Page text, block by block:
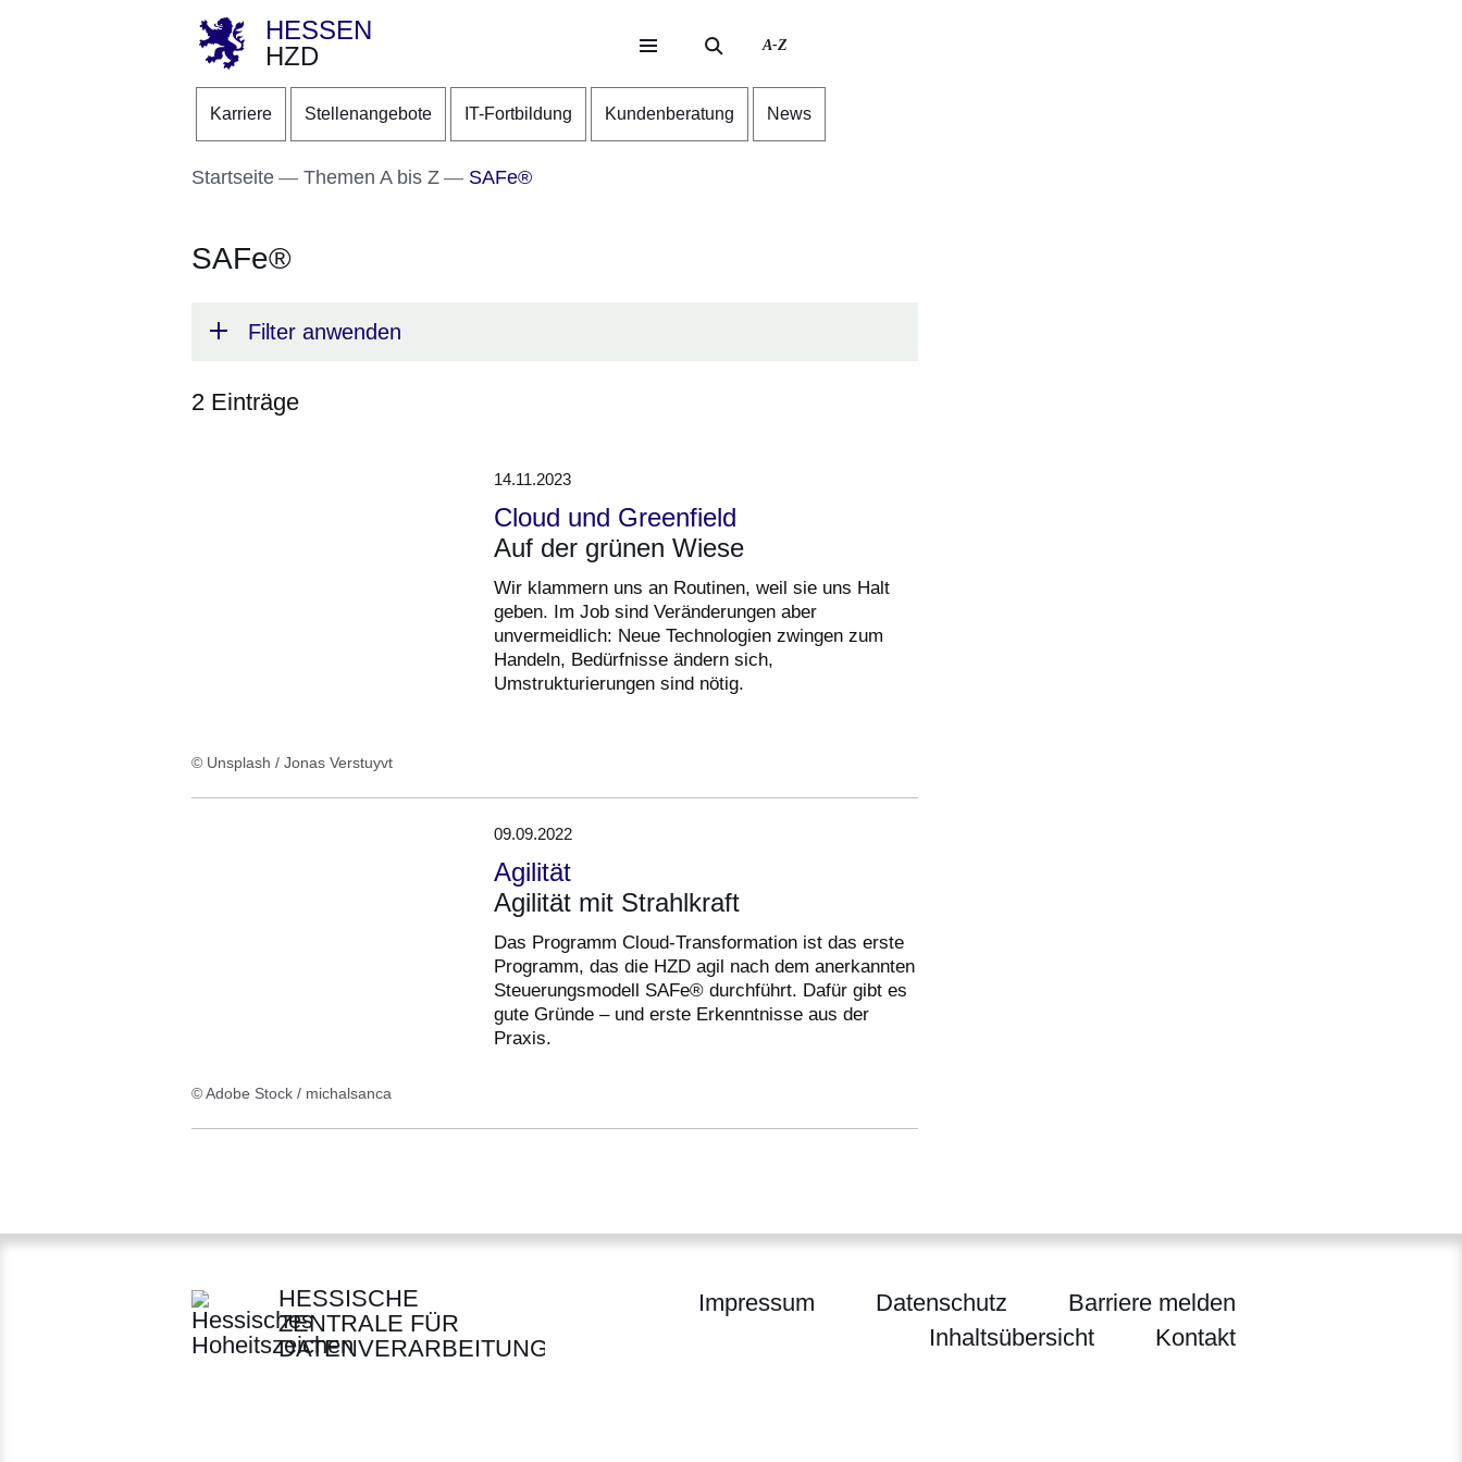
Direkt zum Kopf der Seite
Direkt zum Inhalt
Direkt zum Fuß der Seite
HESSEN
HZD
A-Z
Karriere Stellenangebote IT-Fortbildung Kundenberatung News
Startseite Themen A bis Z SAFe®
SAFe®
Filter anwenden
2 Einträge
© Unsplash / Jonas Verstuyvt
14.11.2023
Cloud und Greenfield
Auf der grünen Wiese
Wir klammern uns an Routinen, weil sie uns Halt
geben. Im Job sind Veränderungen aber
unvermeidlich: Neue Technologien zwingen zum
Handeln, Bedürfnisse ändern sich,
Umstrukturierungen sind nötig.
© Adobe Stock / michalsanca
09.09.2022
Agilität
Agilität mit Strahlkraft
Das Programm Cloud-Transformation ist das erste
Programm, das die HZD agil nach dem anerkannten
Steuerungsmodell SAFe® durchführt. Dafür gibt es
gute Gründe – und erste Erkenntnisse aus der
Praxis.
HESSISCHE
ZENTRALE FÜR
DATENVERARBEITUNG
Impressum Datenschutz
Barriere melden
Inhaltsübersicht
Kontakt